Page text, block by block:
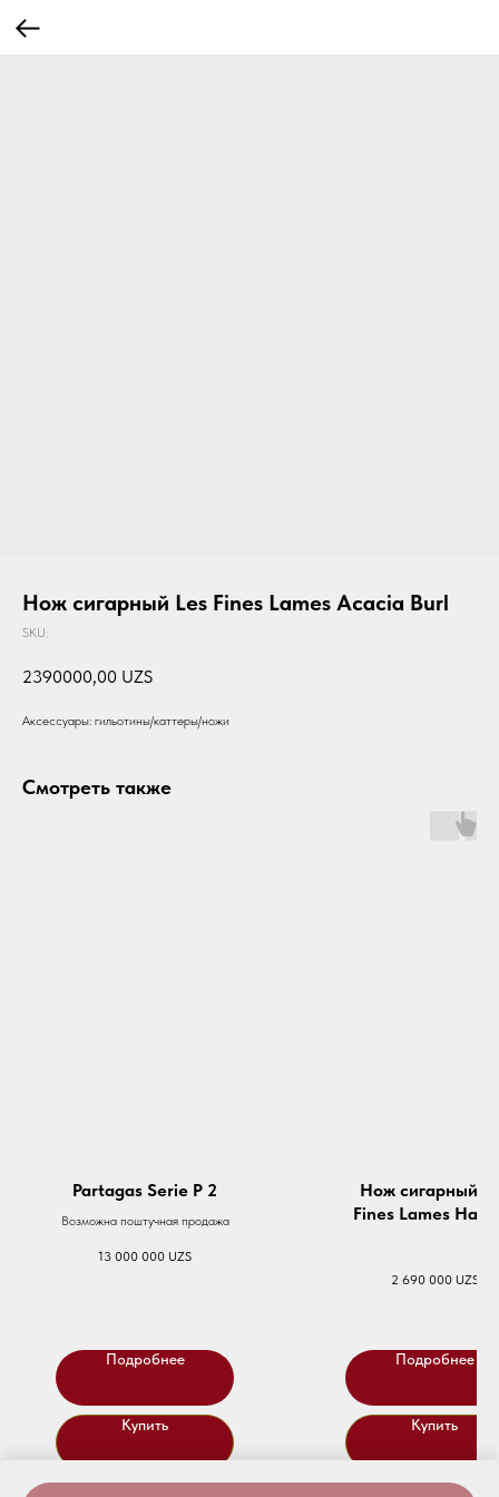
Нож сигарный Les Fines Lames Acacia Burl
SKU:
2390000,00 UZS
Аксессуары: гильотины/каттеры/ножи
Смотреть также
Partagas Serie P 2
Возможна поштучная продажа
13 000 000 UZS
Подробнее
Купить
Нож сигарный
Fines Lames
2 690 000 UZS
Подробнее
Купить